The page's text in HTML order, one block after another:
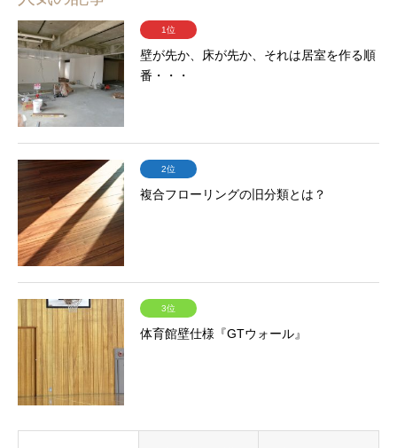
1位
壁が先か、床が先か、それは居室を作る順
番・・・
2位
複合フローリングの旧分類とは？
3位
体育館壁仕様『GTウォール』